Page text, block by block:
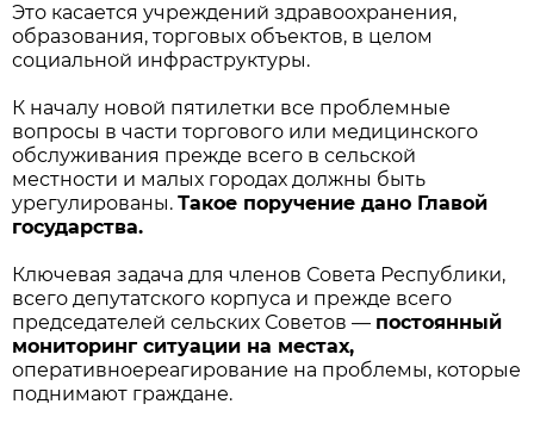
Это касается учреждений здравоохранения,
образования, торговых объектов, в целом
социальной инфраструктуры.
К началу новой пятилетки все проблемные
вопросы в части торгового или медицинского
обслуживания прежде всего в сельской
местности и малых городах должны быть
урегулированы. Такое поручение дано Главой
государства.
Ключевая задача для членов Совета Республики,
всего депутатского корпуса и прежде всего
председателей сельских Советов — постоянный
мониторинг ситуации на местах,
оперативноереагирование на проблемы, которые
поднимают граждане.